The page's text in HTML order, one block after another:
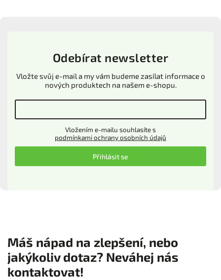
Odebírat newsletter
Vložte svůj e-mail a my vám budeme zasílat informace o
nových produktech na našem e-shopu.
podmínkami ochrany osobních údajů
Přihlásit se
Máš nápad na zlepšení, nebo
jakýkoliv dotaz? Neváhej nás
kontaktovat!